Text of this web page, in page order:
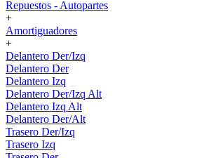
Repuestos - Autopartes
+
Amortiguadores
+
Delantero Der/Izq
Delantero Der
Delantero Izq
Delantero Der/Izq Alt
Delantero Izq Alt
Delantero Der/Alt
Trasero Der/Izq
Trasero Izq